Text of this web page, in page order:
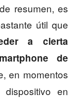
resumen, es
útil que
a cierta
de
en momentos
en